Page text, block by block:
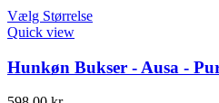
Vælg Størrelse
Quick view
Hunkøn Bukser - Ausa -